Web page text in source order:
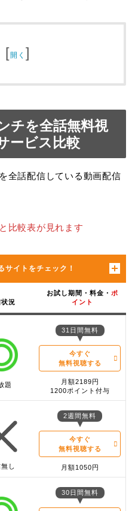
[開く ]
チを全話無料視
ービス比較
全話配信している動画配信
比較表が見れます
サイトをチェック！
況
お試し期間・料金・ ポ
イント
題
31日間無料
今すぐ
無料視聴する
月額2189円
1200ポイント付与
し
2週間無料
今すぐ
無料視聴する
月額1050円
30日間無料